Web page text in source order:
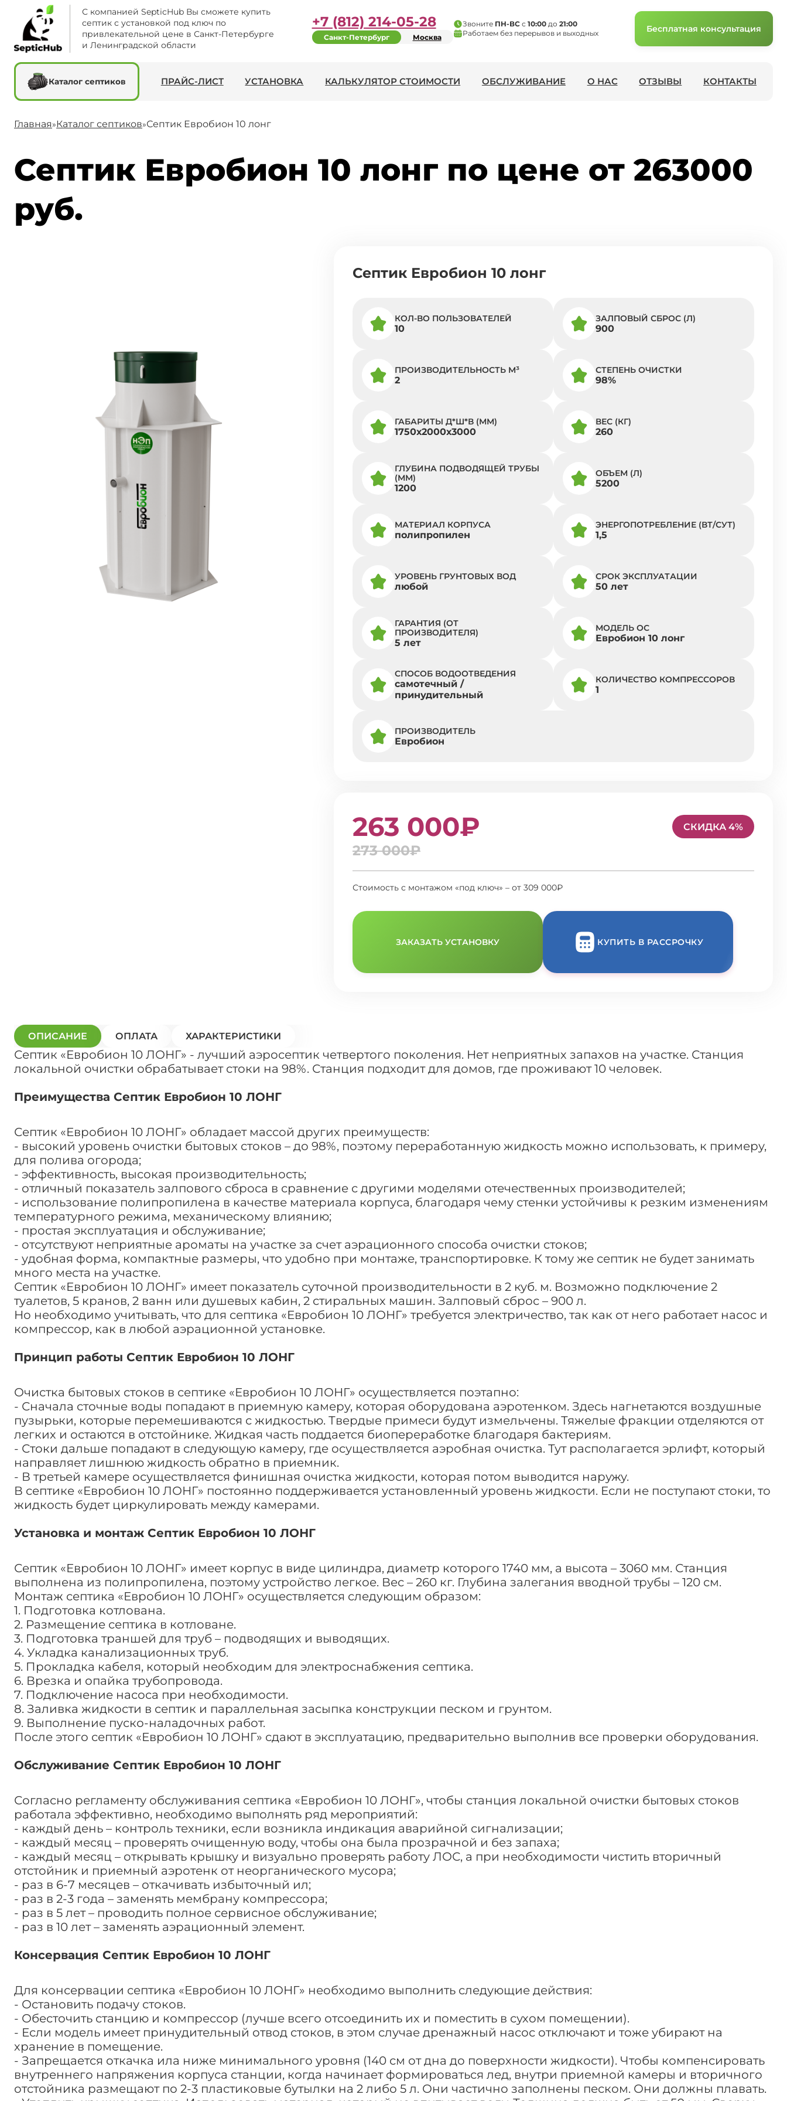
С компанией SepticHub Вы сможете купить
септик с установкой под ключ по
привлекательной цене в Санкт-Петербурге
и Ленинградской области
+7 (812) 214-05-28
Санкт-Петербург Москва
Звоните ПН-ВСс 10:00до 21:00
Работаем без перерывов и выходных
Бесплатная консультация
Каталог септиков ПРАЙС-ЛИСТ УСТАНОВКА КАЛЬКУЛЯТОР СТОИМОСТИ ОБСЛУЖИВАНИЕ О НАС ОТЗЫВЫ КОНТАКТЫ
Главная»Каталог септиков»Септик Евробион 10 лонг
Септик Евробион 10 лонг по цене от 263000
руб.
Септик Евробион 10 лонг
КОЛ-ВО ПОЛЬЗОВАТЕЛЕЙ
10
ЗАЛПОВЫЙ СБРОС (Л)
900
ПРОИЗВОДИТЕЛЬНОСТЬ M³
2
СТЕПЕНЬ ОЧИСТКИ
98%
ГАБАРИТЫ Д*Ш*В (ММ)
1750х2000х3000
ВЕС (КГ)
260
ГЛУБИНА ПОДВОДЯЩЕЙ ТРУБЫ
(ММ)
1200
ОБЪЕМ (Л)
5200
МАТЕРИАЛ КОРПУСА
полипропилен
ЭНЕРГОПОТРЕБЛЕНИЕ (ВТ/СУТ)
1,5
УРОВЕНЬ ГРУНТОВЫХ ВОД
любой
СРОК ЭКСПЛУАТАЦИИ
50 лет
ГАРАНТИЯ (ОТ
ПРОИЗВОДИТЕЛЯ)
5 лет
МОДЕЛЬ ОС
Евробион 10 лонг
СПОСОБ ВОДООТВЕДЕНИЯ
самотечный /
принудительный
КОЛИЧЕСТВО КОМПРЕССОРОВ
1
ПРОИЗВОДИТЕЛЬ
Евробион
263 000₽
273 000₽
СКИДКА 4%
Стоимость с монтажом «под ключ» – от 309 000₽
ЗАКАЗАТЬ УСТАНОВКУ КУПИТЬ В РАССРОЧКУ
ОПИСАНИЕ ОПЛАТА ХАРАКТЕРИСТИКИ
Септик «Евробион 10 ЛОНГ» - лучший аэросептик четвертого поколения. Нет неприятных запахов на участке. Станция
локальной очистки обрабатывает стоки на 98%. Станция подходит для домов, где проживают 10 человек.
Преимущества Септик Евробион 10 ЛОНГ
Септик «Евробион 10 ЛОНГ» обладает массой других преимуществ:
- высокий уровень очистки бытовых стоков – до 98%, поэтому переработанную жидкость можно использовать, к примеру,
для полива огорода;
- эффективность, высокая производительность;
- отличный показатель залпового сброса в сравнение с другими моделями отечественных производителей;
- использование полипропилена в качестве материала корпуса, благодаря чему стенки устойчивы к резким изменениям
температурного режима, механическому влиянию;
- простая эксплуатация и обслуживание;
- отсутствуют неприятные ароматы на участке за счет аэрационного способа очистки стоков;
- удобная форма, компактные размеры, что удобно при монтаже, транспортировке. К тому же септик не будет занимать
много места на участке.
Септик «Евробион 10 ЛОНГ» имеет показатель суточной производительности в 2 куб. м. Возможно подключение 2
туалетов, 5 кранов, 2 ванн или душевых кабин, 2 стиральных машин. Залповый сброс – 900 л.
Но необходимо учитывать, что для септика «Евробион 10 ЛОНГ» требуется электричество, так как от него работает насос и
компрессор, как в любой аэрационной установке.
Принцип работы Септик Евробион 10 ЛОНГ
Очистка бытовых стоков в септике «Евробион 10 ЛОНГ» осуществляется поэтапно:
- Сначала сточные воды попадают в приемную камеру, которая оборудована аэротенком. Здесь нагнетаются воздушные
пузырьки, которые перемешиваются с жидкостью. Твердые примеси будут измельчены. Тяжелые фракции отделяются от
легких и остаются в отстойнике. Жидкая часть поддается биопереработке благодаря бактериям.
- Стоки дальше попадают в следующую камеру, где осуществляется аэробная очистка. Тут располагается эрлифт, который
направляет лишнюю жидкость обратно в приемник.
- В третьей камере осуществляется финишная очистка жидкости, которая потом выводится наружу.
В септике «Евробион 10 ЛОНГ» постоянно поддерживается установленный уровень жидкости. Если не поступают стоки, то
жидкость будет циркулировать между камерами.
Установка и монтаж Септик Евробион 10 ЛОНГ
Септик «Евробион 10 ЛОНГ» имеет корпус в виде цилиндра, диаметр которого 1740 мм, а высота – 3060 мм. Станция
выполнена из полипропилена, поэтому устройство легкое. Вес – 260 кг. Глубина залегания вводной трубы – 120 см.
Монтаж септика «Евробион 10 ЛОНГ» осуществляется следующим образом:
1. Подготовка котлована.
2. Размещение септика в котловане.
3. Подготовка траншей для труб – подводящих и выводящих.
4. Укладка канализационных труб.
5. Прокладка кабеля, который необходим для электроснабжения септика.
6. Врезка и опайка трубопровода.
7. Подключение насоса при необходимости.
8. Заливка жидкости в септик и параллельная засыпка конструкции песком и грунтом.
9. Выполнение пуско-наладочных работ.
После этого септик «Евробион 10 ЛОНГ» сдают в эксплуатацию, предварительно выполнив все проверки оборудования.
Обслуживание Септик Евробион 10 ЛОНГ
Согласно регламенту обслуживания септика «Евробион 10 ЛОНГ», чтобы станция локальной очистки бытовых стоков
работала эффективно, необходимо выполнять ряд мероприятий:
- каждый день – контроль техники, если возникла индикация аварийной сигнализации;
- каждый месяц – проверять очищенную воду, чтобы она была прозрачной и без запаха;
- каждый месяц – открывать крышку и визуально проверять работу ЛОС, а при необходимости чистить вторичный
отстойник и приемный аэротенк от неорганического мусора;
- раз в 6-7 месяцев – откачивать избыточный ил;
- раз в 2-3 года – заменять мембрану компрессора;
- раз в 5 лет – проводить полное сервисное обслуживание;
- раз в 10 лет – заменять аэрационный элемент.
Консервация Септик Евробион 10 ЛОНГ
Для консервации септика «Евробион 10 ЛОНГ» необходимо выполнить следующие действия:
- Остановить подачу стоков.
- Обесточить станцию и компрессор (лучше всего отсоединить их и поместить в сухом помещении).
- Если модель имеет принудительный отвод стоков, в этом случае дренажный насос отключают и тоже убирают на
хранение в помещение.
- Запрещается откачка ила ниже минимального уровня (140 см от дна до поверхности жидкости). Чтобы компенсировать
внутреннего напряжения корпуса станции, когда начинает формироваться лед, внутри приемной камеры и вторичного
отстойника размещают по 2-3 пластиковые бутылки на 2 либо 5 л. Они частично заполнены песком. Они должны плавать.